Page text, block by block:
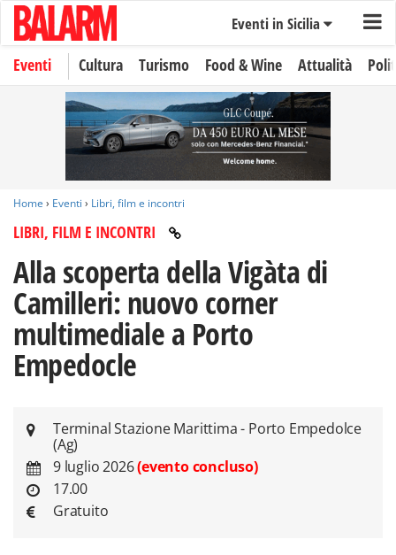
Eventi in Sicilia
Eventi Cultura Turismo Food & Wine Attualità
Home › Eventi › Libri, film e incontri
LIBRI, FILM E INCONTRI
Alla scoperta della Vigàta di
Camilleri: nuovo corner
multimediale a Porto
Empedocle
Terminal Stazione Marittima - Porto Empedolce
(Ag)
9 luglio 2026(evento concluso)
17.00
Gratuito